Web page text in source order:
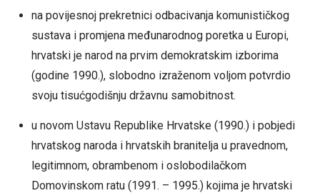
na povijesnoj prekretnici odbacivanja komunističkog
sustava i promjena međunarodnog poretka u Europi,
hrvatski je narod na prvim demokratskim izborima
(godine 1990.), slobodno izraženom voljom potvrdio
svoju tisućgodišnju državnu samobitnost.
u novom Ustavu Republike Hrvatske (1990.) i pobjedi
hrvatskog naroda i hrvatskih branitelja u pravednom,
legitimnom, obrambenom i oslobodilačkom
Domovinskom ratu (1991. – 1995.) kojima je hrvatski